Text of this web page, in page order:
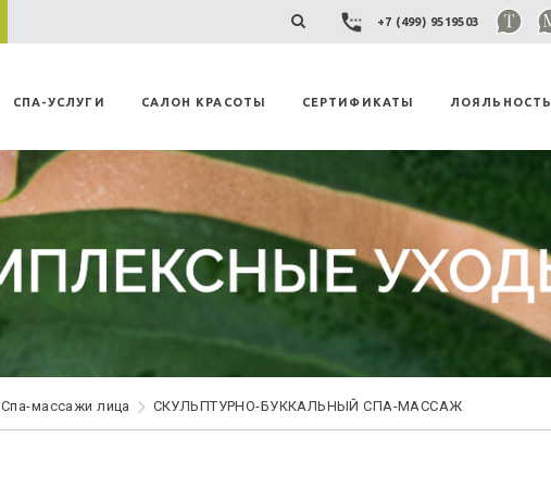
+7 (499) 9519503
СПА-УСЛУГИ САЛОН КРАСОТЫ СЕРТИФИКАТЫ ЛОЯЛЬНОСТЬ
Спа-массажи лица СКУЛЬПТУРНО-БУККАЛЬНЫЙ СПА-МАССАЖ